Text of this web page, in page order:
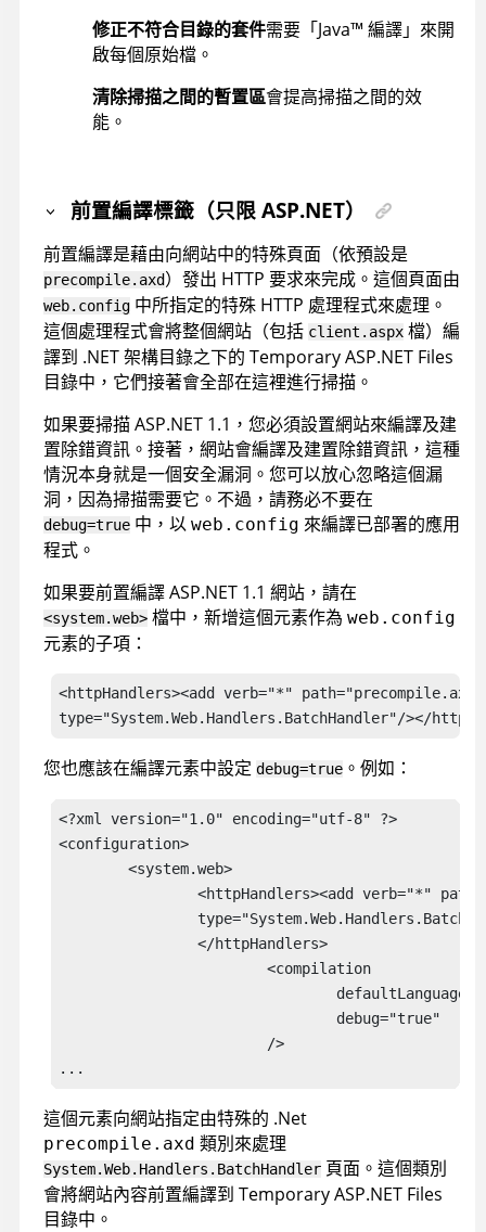
修正不符合目錄的套件需要「Java™ 編譯」來開
啟每個原始檔。
清除掃描之間的暫置區會提高掃描之間的效
能。
前置編譯標籤（只限 ASP.NET）
前置編譯是藉由向網站中的特殊頁面（依預設是
precompile.axd）發出 HTTP 要求來完成。這個頁面由
web.config 中所指定的特殊 HTTP 處理程式來處理。
這個處理程式會將整個網站（包括 client.aspx 檔）編
譯到 .NET 架構目錄之下的 Temporary ASP.NET Files
目錄中，它們接著會全部在這裡進行掃描。
如果要掃描 ASP.NET 1.1，您必須設置網站來編譯及建
置除錯資訊。接著，網站會編譯及建置除錯資訊，這種
情況本身就是一個安全漏洞。您可以放心忽略這個漏
洞，因為掃描需要它。不過，請務必不要在
debug=true 中，以 web.config 來編譯已部署的應用
程式。
如果要前置編譯 ASP.NET 1.1 網站，請在
<system.web> 檔中，新增這個元素作為 web.config
元素的子項：
<httpHandlers><add verb="*" path="precompile.axd"
type="System.Web.Handlers.BatchHandler"/></
您也應該在編譯元素中設定 debug=true 。例如：
<?xml version="1.0" encoding="utf-8" ?>
<configuration>
...
這個元素向網站指定由特殊的 .Net
precompile.axd 類別來處理
System.Web.Handlers.BatchHandler 頁面。這個類別
會將網站內容前置編譯到 Temporary ASP.NET Files
目錄中。